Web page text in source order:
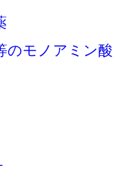
のモノアミン酸